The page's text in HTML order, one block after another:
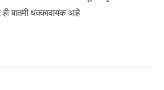
ही बातमी धक्कादायक आहे